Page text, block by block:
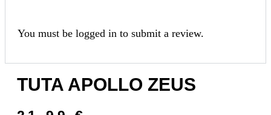
You must be logged in to submit a review.
TUTA APOLLO ZEUS